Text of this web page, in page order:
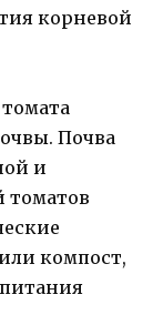
корневой
Почва
и
томатов
компост,